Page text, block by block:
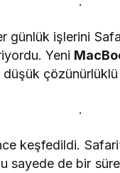
günlük işlerini
Yeni
düşük
.
keşfedildi.
sayede de bir